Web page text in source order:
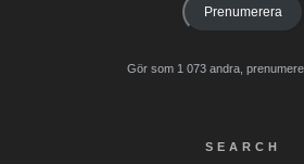
Prenumerera
Gör som 1 073 andra,
SEARCH